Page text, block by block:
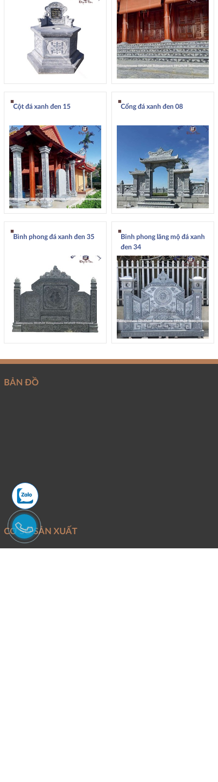
Cột đá xanh đen 15 Cổng đá xanh đen 08
Bình phong đá xanh đen 35
Binh phong lăng mộ đá xanh
đen 34
BẢN ĐỒ
CƠ SỞ SẢN XUẤT